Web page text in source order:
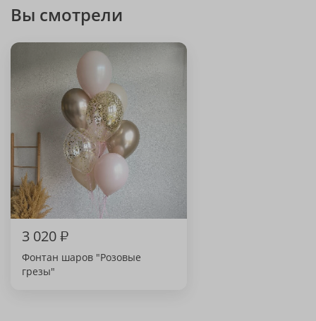
Вы смотрели
3 020₽
Фонтан шаров "Розовые
грезы"